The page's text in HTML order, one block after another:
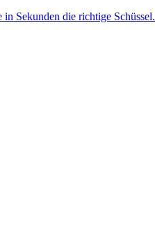
Sekunden die richtige Schüssel.